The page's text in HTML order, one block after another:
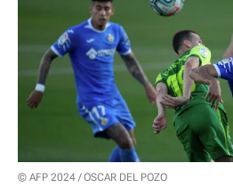
© AFP 2024 / OSCAR DEL POZO